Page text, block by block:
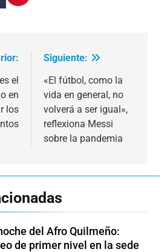
el
en
los
Siguiente:
«El fútbol, como la
vida en general, no
volverá a ser igual»,
reflexiona Messi
sobre la pandemia
del Afro Quilmeño:
de primer nivel en la sede